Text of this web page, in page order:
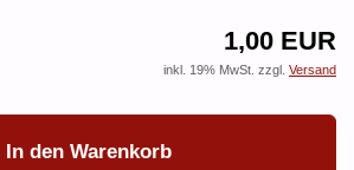
1,00 EUR
inkl. 19% MwSt. zzgl. Versand
In den Warenkorb